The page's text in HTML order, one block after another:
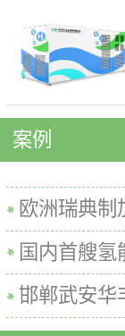
案例
欧洲瑞典制
邯郸武安华